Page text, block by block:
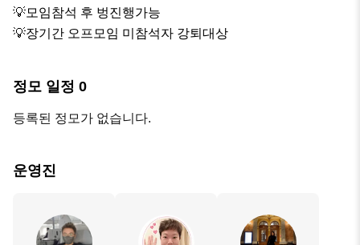
💡모임참석 후 벙진행가능
💡장기간 오프모임 미참석자 강퇴대상
정모 일정 0
등록된 정모가 없습니다.
운영진